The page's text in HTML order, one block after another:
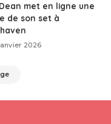
met en ligne une
de son set à
2026